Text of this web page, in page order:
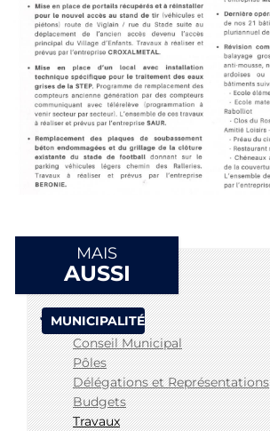
MAIS
AUSSI
MUNICIPALITÉ
Conseil Municipal
Pôles
Délégations et Représentations
Budgets
Travaux